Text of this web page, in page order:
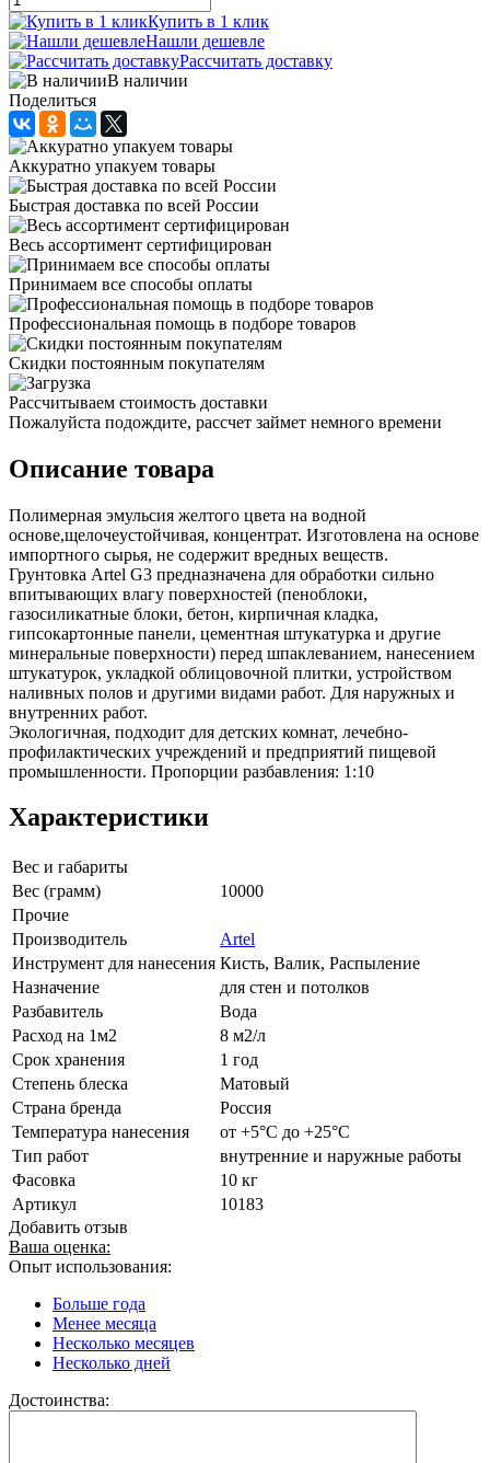
Купить в 1 клик
Нашли дешевле
Рассчитать доставку
В наличии
Поделиться
Аккуратно упакуем товары
Быстрая доставка по всей России
Весь ассортимент сертифицирован
Принимаем все способы оплаты
Профессиональная помощь в подборе товаров
Скидки постоянным покупателям
Рассчитываем стоимость доставки
Пожалуйста подождите, рассчет займет немного времени
Описание товара
Полимерная эмульсия желтого цвета на водной
основе,щелочеустойчивая, концентрат. Изготовлена на основе
импортного сырья, не содержит вредных веществ.
Грунтовка Artel G3 предназначена для обработки сильно
впитывающих влагу поверхностей (пеноблоки,
газосиликатные блоки, бетон, кирпичная кладка,
гипсокартонные панели, цементная штукатурка и другие
минеральные поверхности) перед шпаклеванием, нанесением
штукатурок, укладкой облицовочной плитки, устройством
наливных полов и другими видами работ. Для наружных и
внутренних работ.
Экологичная, подходит для детских комнат, лечебно-
профилактических учреждений и предприятий пищевой
промышленности. Пропорции разбавления: 1:10
Характеристики
Вес и габариты
Вес (грамм)
10000
Прочие
Производитель
Artel
Инструмент для нанесения Кисть, Валик, Распыление
Назначение
для стен и потолков
Разбавитель
Вода
Расход на 1м2
8 м2/л
Срок хранения
1 год
Степень блеска
Матовый
Страна бренда
Россия
Температура нанесения
от +5°С до +25°С
Тип работ
внутренние и наружные работы
Фасовка
10 кг
Артикул
10183
Добавить отзыв
Ваша оценка:
Опыт использования:
Больше года
Менее месяца
Несколько месяцев
Несколько дней
Достоинства: